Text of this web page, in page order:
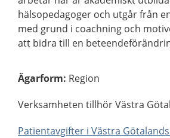
hälsopedagoger och utgår från
med grund i coachning och
att bidra till en
Ägarform: Region
Verksamheten tillhör Västra
Patientavgifter i Västra